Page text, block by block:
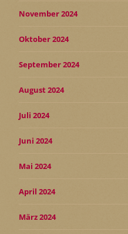
November 2024
Oktober 2024
September 2024
August 2024
Juli 2024
Juni 2024
Mai 2024
April 2024
März 2024